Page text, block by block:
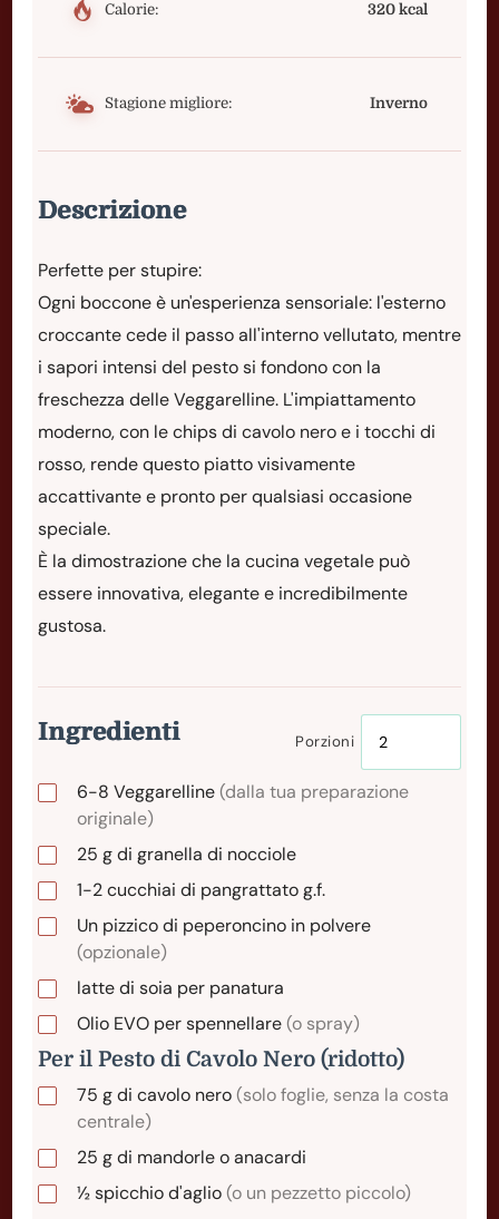
Calorie: 320 kcal
Stagione migliore: Inverno
Descrizione
Perfette per stupire:
Ogni boccone è un'esperienza sensoriale: l'esterno
croccante cede il passo all'interno vellutato, mentre
i sapori intensi del pesto si fondono con la
freschezza delle Veggarelline. L'impiattamento
moderno, con le chips di cavolo nero e i tocchi di
rosso, rende questo piatto visivamente
accattivante e pronto per qualsiasi occasione
speciale.
È la dimostrazione che la cucina vegetale può
essere innovativa, elegante e incredibilmente
gustosa.
Ingredienti Porzioni
6-8 Veggarelline(dalla tua preparazione
originale)
25 gdi granella di nocciole
1-2cucchiai di pangrattato g.f.
Un pizzico di peperoncino in polvere
(opzionale)
latte di soia per panatura
Olio EVO per spennellare(o spray)
Per il Pesto di Cavolo Nero (ridotto)
75 gdi cavolo nero(solo foglie, senza la costa
centrale)
25 gdi mandorle o anacardi
½ spicchio d'aglio(o un pezzetto piccolo)